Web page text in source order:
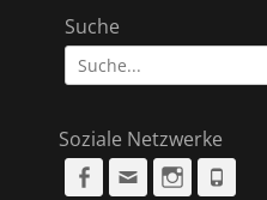
Suche
Suche
nach:
Soziale Netzwerke
Facebook
Email